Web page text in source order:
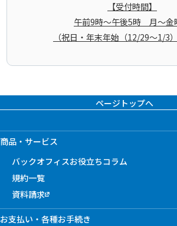
ログインID/ログインパスワード変更
ｄアカウント連携登録解除
【受付時間】
午前9時～午後5時 月～金
（祝日・年末年始（12/29～1/3）
ページトップへ
商品・サービス
バックオフィスお役立ちコラム
規約一覧
資料請求
お支払い・各種お手続き